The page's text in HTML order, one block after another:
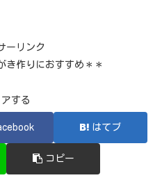
ーリンク
作りにおすすめ＊＊
する
はてブ
コピー